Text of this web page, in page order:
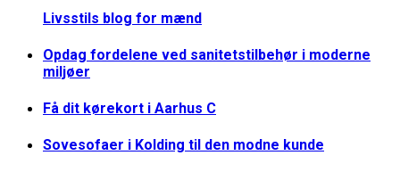
Livsstils blog for mænd
Opdag fordelene ved sanitetstilbehør i moderne
miljøer
Få dit kørekort i Aarhus C
Sovesofaer i Kolding til den modne kunde